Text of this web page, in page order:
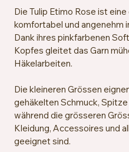
Die Tulip Etimo Rose ist
komfortabel und angenehm
Dank ihres pinkfarbenen
Kopfes gleitet das Garn
Häkelarbeiten.
Die kleineren Grössen
gehäkelten Schmuck,
während die grösseren
Kleidung, Accessoires und
geeignet sind.